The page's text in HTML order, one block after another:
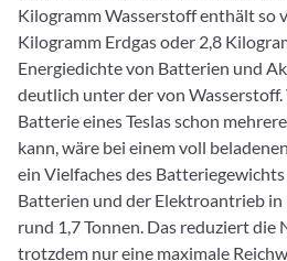
Kilogramm Wasserstoff enthält so
Kilogramm Erdgas oder 2,8
Energiedichte von Batterien und
deutlich unter der von
Batterie eines Teslas schon
kann, wäre bei einem voll
ein Vielfaches des
Batterien und der Elektroantrieb
rund 1,7 Tonnen. Das reduziert
trotzdem nur eine maximale